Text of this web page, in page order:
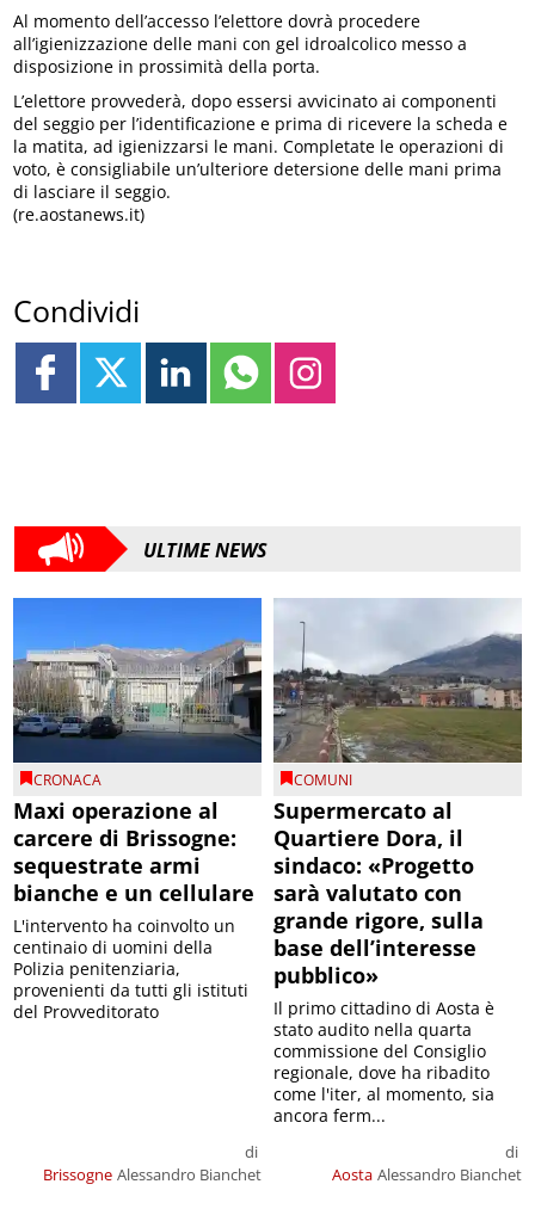
Al momento dell’accesso l’elettore dovrà procedere
all’igienizzazione delle mani con gel idroalcolico messo a
disposizione in prossimità della porta.
L’elettore provvederà, dopo essersi avvicinato ai componenti
del seggio per l’identificazione e prima di ricevere la scheda e
la matita, ad igienizzarsi le mani. Completate le operazioni di
voto, è consigliabile un’ulteriore detersione delle mani prima
di lasciare il seggio.
(re.aostanews.it)
Condividi
ULTIME NEWS
CRONACA
Maxi operazione al
carcere di Brissogne:
sequestrate armi
bianche e un cellulare
Brissogne
di
Alessandro Bianchet
L'intervento ha coinvolto un
centinaio di uomini della
Polizia penitenziaria,
provenienti da tutti gli istituti
del Provveditorato
COMUNI
Supermercato al
Quartiere Dora, il
sindaco: «Progetto
sarà valutato con
grande rigore, sulla
base dell’interesse
pubblico»
Aosta
di
Alessandro Bianchet
Il primo cittadino di Aosta è
stato audito nella quarta
commissione del Consiglio
regionale, dove ha ribadito
come l'iter, al momento, sia
ancora ferm...